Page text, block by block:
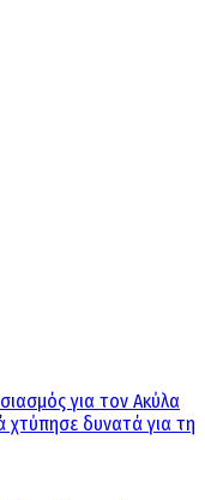
για τον Ακύλα
χτύπησε δυνατά για τη